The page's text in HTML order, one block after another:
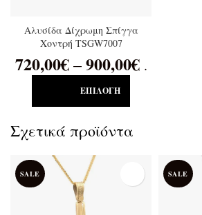
Αλυσίδα Δίχρωμη Σπίγγα
Χοντρή TSGW7007
720,00€ – 900,00€ .
ΕΠΙΛΟΓΉ
Σχετικά προϊόντα
SALE SALE